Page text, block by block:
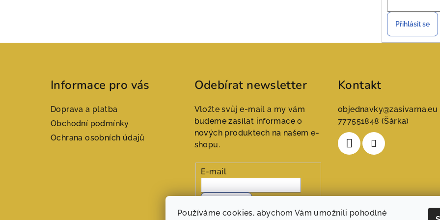
Používáme cookies, abychom Vám umožnili pohodlné
Přihlásit se
Informace pro vás
Doprava a platba
Obchodní podmínky
Ochrana osobních údajů
Odebírat newsletter
Vložte svůj e-mail a my vám
budeme zasílat informace o
nových produktech na našem e-
shopu.
E-mail
Kontakt
objednavky@zasivarna.eu
777551848 (Šárka)